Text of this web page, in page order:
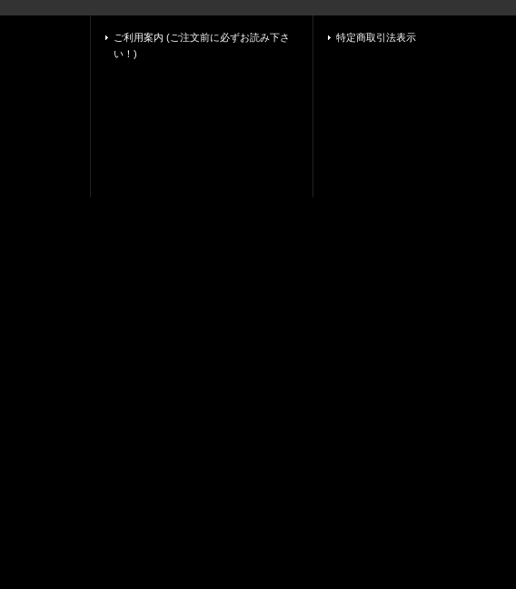
ご利用案内 (ご注文前に必ずお読み下さ
い！)
特定商取引法表示